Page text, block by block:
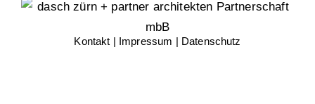
Kontakt | Impressum | Datenschutz